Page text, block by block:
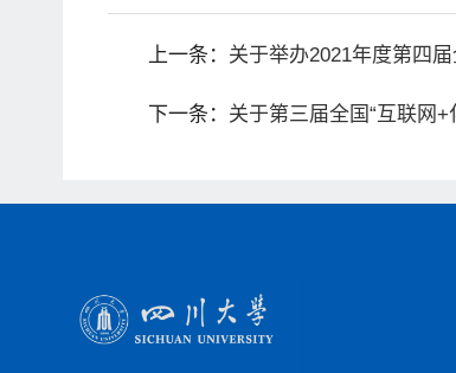
上一条： 关于举办2021年度第四
下一条： 关于第三届全国“互联网